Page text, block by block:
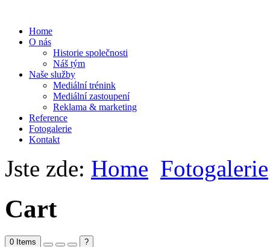
Home
O nás
Historie společnosti
Náš tým
Naše služby
Mediální trénink
Mediální zastoupení
Reklama & marketing
Reference
Fotogalerie
Kontakt
Jste zde: Home Fotogalerie
Cart
0 Items ?